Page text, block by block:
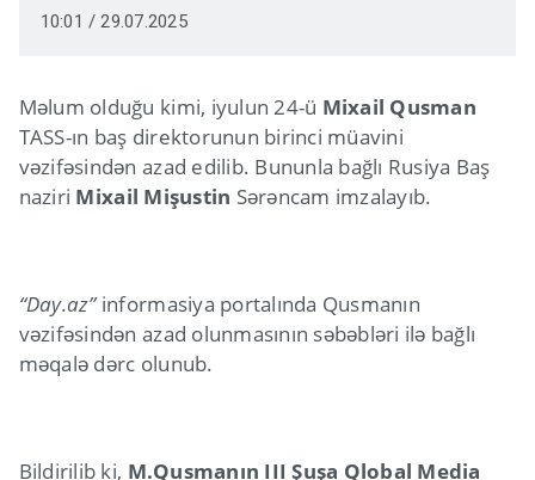
10:01 / 29.07.2025
Məlum olduğu kimi, iyulun 24-ü Mixail Qusman
TASS-ın baş direktorunun birinci müavini
vəzifəsindən azad edilib. Bununla bağlı Rusiya Baş
naziri Mixail Mişustin Sərəncam imzalayıb.
“Day.az”informasiya portalında Qusmanın
vəzifəsindən azad olunmasının səbəbləri ilə bağlı
məqalə dərc olunub.
Bildirilib ki, M.Qusmanın III Şuşa Qlobal Media